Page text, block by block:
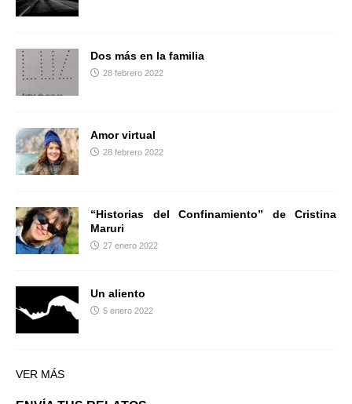
Dos más en la familia
28 febrero 2022
Amor virtual
28 febrero 2022
“Historias del Confinamiento” de Cristina
Maruri
27 enero 2022
Un aliento
5 enero 2022
VER MÁS